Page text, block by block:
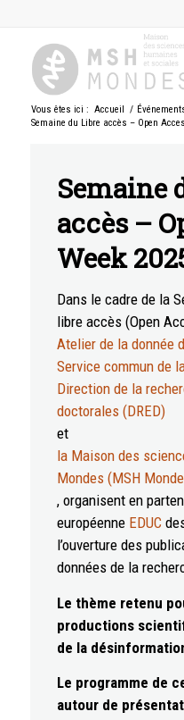
Vous êtes ici : Accueil /
Semaine du Libre accès – Open
Semaine
accès –
Week
Dans le cadre de la
libre accès (Open
Atelier de la donnée
Service commun de
Direction de la
doctorales (DRED)
et
la Maison des
Mondes (MSH
, organisent en
européenne EDUC
l’ouverture des
données de la
Le thème retenu
productions
de la
Le programme de
autour de